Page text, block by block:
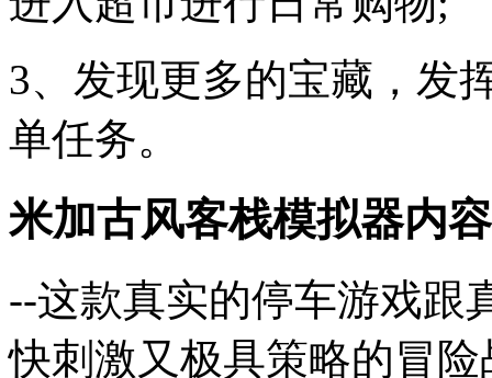
3、发现更多的宝藏，发
单任务。
米加古风客栈模拟器内容
--这款真实的停车游戏跟
快刺激又极具策略的冒